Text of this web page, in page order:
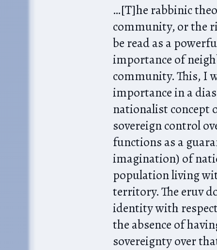
…[T]he rabbinic
community, or the
be read as a
importance of
community. This, I
importance in a
nationalist concept
sovereign control
functions as a
imagination) of
population living
territory. The eruv
identity with
the absence of
sovereignty over